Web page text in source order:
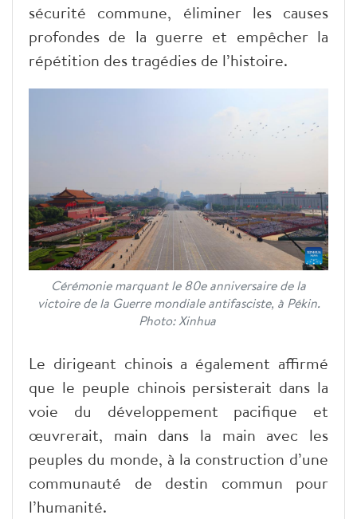
sécurité commune, éliminer les causes
profondes de la guerre et empêcher la
répétition des tragédies de l’histoire.
Cérémonie marquant le 80e anniversaire de la
victoire de la Guerre mondiale antifasciste, à Pékin.
Photo: Xinhua
Le dirigeant chinois a également affirmé
que le peuple chinois persisterait dans la
voie du développement pacifique et
œuvrerait, main dans la main avec les
peuples du monde, à la construction d’une
communauté de destin commun pour
l’humanité.